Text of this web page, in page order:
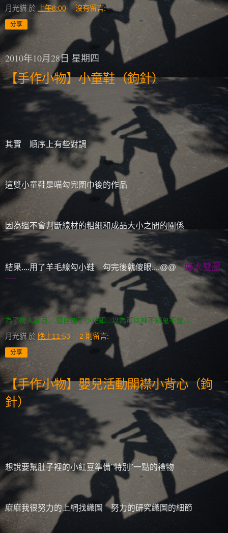
月光貓 於 上午8:00 沒有留言:
分享
2010年10月28日 星期四
【手作小物】小童鞋（鉤針）
其實 順序上有些對調
這雙小童鞋是喵勾完圍巾後的作品
因為還不會判斷線材的粗細和成品大小之間的關係
結果....用了羊毛線勾小鞋 勾完後就傻眼....@@好大雙壓
~~
為了掩人耳目....擅自加了小花釦...以為可以神不知鬼不覺....
月光貓 於 晚上11:53 2 則留言:
分享
【手作小物】嬰兒活動開襟小背心（鉤
針）
想說要幫肚子裡的小紅豆準備"特別"一點的禮物
麻麻我很努力的上網找織圖 努力的研究織圖的細節